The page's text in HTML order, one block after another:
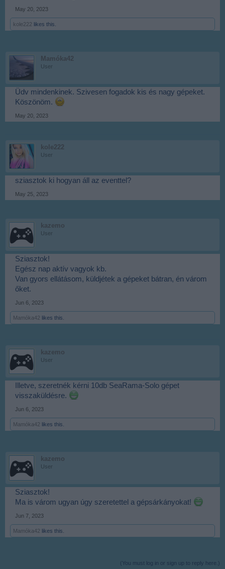
May 20, 2023
kole222 likes this.
Mamóka42
User
Üdv mindenkinek. Szivesen fogadok kis és nagy gépeket.
Köszönöm.
May 20, 2023
kole222
User
sziasztok ki hogyan áll az eventtel?
May 25, 2023
kazemo
User
Sziasztok!
Egész nap aktív vagyok kb.
Van gyors ellátásom, küldjétek a gépeket bátran, én várom
őket.
Jun 6, 2023
Mamóka42 likes this.
kazemo
User
Illetve, szeretnék kérni 10db SeaRama-Solo gépet
visszaküldésre.
Jun 6, 2023
Mamóka42 likes this.
kazemo
User
Sziasztok!
Ma is várom ugyan úgy szeretettel a gépsárkányokat!
Jun 7, 2023
Mamóka42 likes this.
(You must log in or sign up to reply here.)